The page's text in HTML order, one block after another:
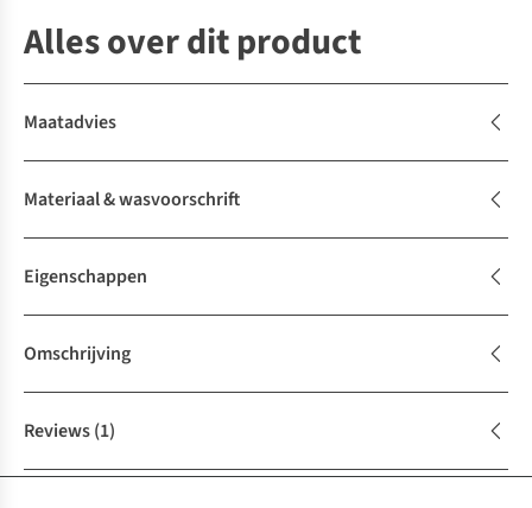
Alles over dit product
Maatadvies
Materiaal & wasvoorschrift
Eigenschappen
Omschrijving
Reviews(1)